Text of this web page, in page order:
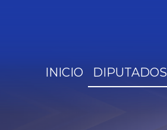
INICIO DIPUTADOS